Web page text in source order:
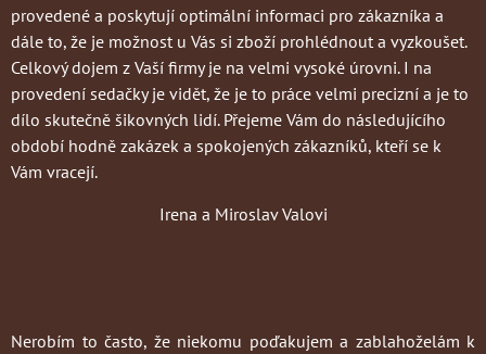
provedené a poskytují optimální informaci pro zákazníka a
dále to, že je možnost u Vás si zboží prohlédnout a vyzkoušet.
Celkový dojem z Vaší firmy je na velmi vysoké úrovni. I na
provedení sedačky je vidět, že je to práce velmi precizní a je to
dílo skutečně šikovných lidí. Přejeme Vám do následujícího
období hodně zakázek a spokojených zákazníků, kteří se k
Vám vracejí.
Irena a Miroslav Valovi
Nerobím to často, že niekomu poďakujem a zablahoželám k